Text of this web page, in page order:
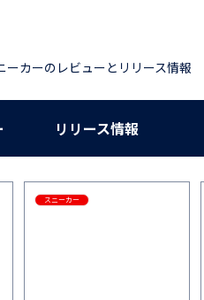
ーカーのレビューとリリース情報
リリース情報
スニーカー